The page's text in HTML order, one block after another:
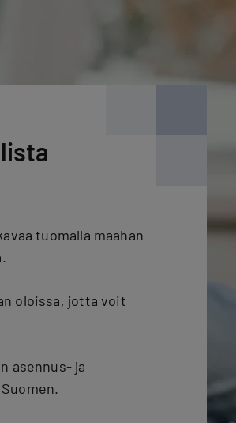
tuomalla maahan
oloissa, jotta voit
asennus- ja